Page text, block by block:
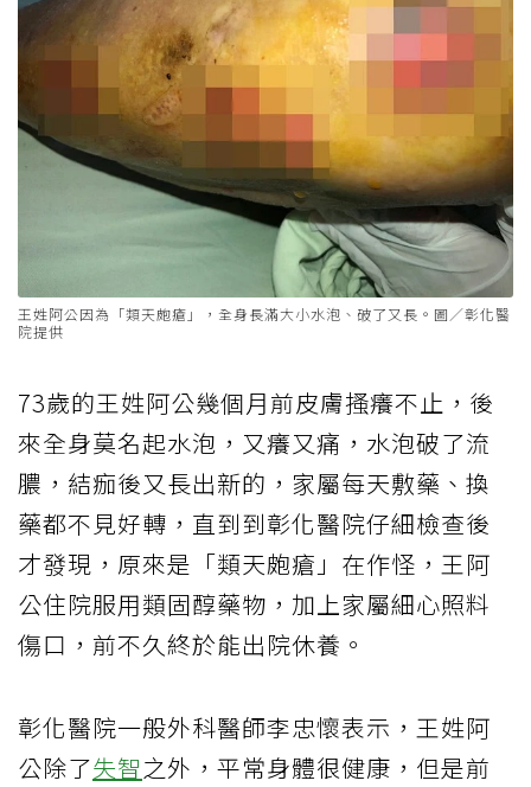
王姓阿公因為「類天皰瘡」，全身長滿大小水泡、破了又長。圖／彰化醫
院提供
73歲的王姓阿公幾個月前皮膚搔癢不止，後
來全身莫名起水泡，又癢又痛，水泡破了流
膿，結痂後又長出新的，家屬每天敷藥、換
藥都不見好轉，直到到彰化醫院仔細檢查後
才發現，原來是「類天皰瘡」在作怪，王阿
公住院服用類固醇藥物，加上家屬細心照料
傷口，前不久終於能出院休養。
彰化醫院一般外科醫師李忠懷表示，王姓阿
公除了失智之外，平常身體很健康，但是前